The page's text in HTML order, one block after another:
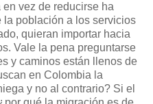
vez de reducirse ha
la población a los servicios
quieran importar hacia
Vale la pena preguntarse
y caminos están llenos de
en Colombia la
y no al contrario? Si el